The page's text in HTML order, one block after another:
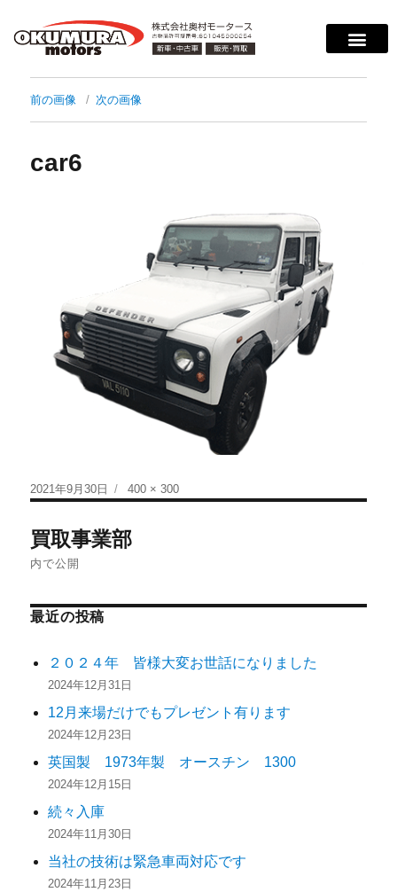
前の画像 次の画像
car6
2021年9月30日 400 × 300
買取事業部
内で公開
最近の投稿
２０２４年 皆様大変お世話になりました
2024年12月31日
12月来場だけでもプレゼント有ります
2024年12月23日
英国製 1973年製 オースチン 1300
2024年12月15日
続々入庫
2024年11月30日
当社の技術は緊急車両対応です
2024年11月23日